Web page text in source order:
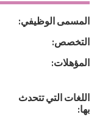
المسمى الوظيفي:
التخصص:
المؤهلات:
اللغات التي تتحدث
بها: